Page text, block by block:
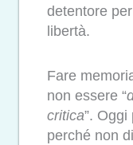
detentore
libertà.
Fare
non essere “
critica”.
perché non